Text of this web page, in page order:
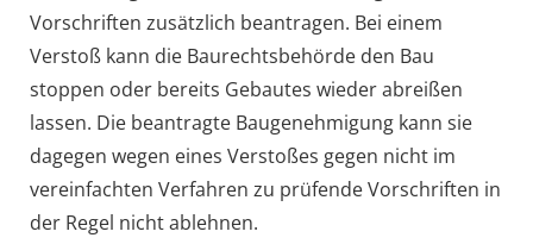
Vorschriften zusätzlich beantragen. Bei einem
Verstoß kann die Baurechtsbehörde den Bau
stoppen oder bereits Gebautes wieder abreißen
lassen. Die beantragte Baugenehmigung kann sie
dagegen wegen eines Verstoßes gegen nicht im
vereinfachten Verfahren zu prüfende Vorschriften in
der Regel nicht ablehnen.